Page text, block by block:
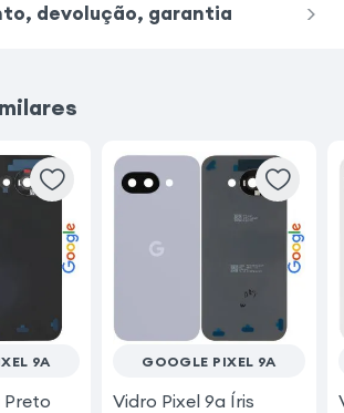
devolução, garantia
9A
Preto
GOOGLE PIXEL 9A
Vidro Pixel 9a Íris